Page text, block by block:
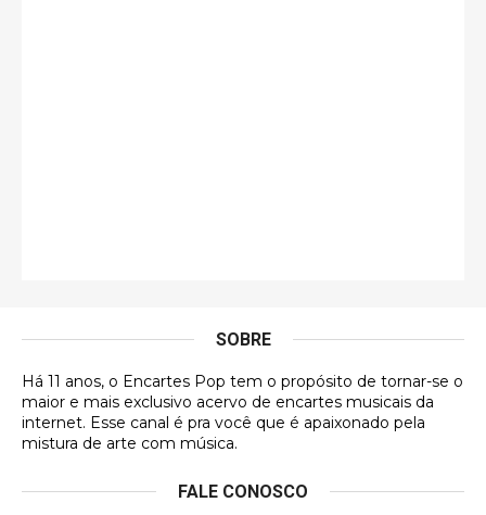
DVD MIDINHO
Francierton
futuras aquisições, e olhando o encarte aqui, me
SOBRE
Há 11 anos, o Encartes Pop tem o propósito de tornar-se o
maior e mais exclusivo acervo de encartes musicais da
internet. Esse canal é pra você que é apaixonado pela
mistura de arte com música.
FALE CONOSCO